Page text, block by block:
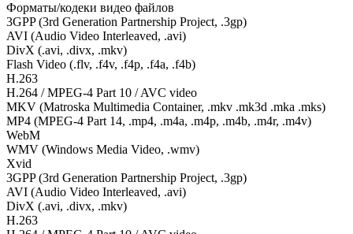
Форматы/кодеки видео файлов
3GPP (3rd Generation Partnership Project, .3gp)
AVI (Audio Video Interleaved, .avi)
DivX (.avi, .divx, .mkv)
Flash Video (.flv, .f4v, .f4p, .f4a, .f4b)
H.263
H.264 / MPEG-4 Part 10 / AVC video
MKV (Matroska Multimedia Container, .mkv .mk3d .mka .mks)
MP4 (MPEG-4 Part 14, .mp4, .m4a, .m4p, .m4b, .m4r, .m4v)
WebM
WMV (Windows Media Video, .wmv)
Xvid
3GPP (3rd Generation Partnership Project, .3gp)
AVI (Audio Video Interleaved, .avi)
DivX (.avi, .divx, .mkv)
H.263